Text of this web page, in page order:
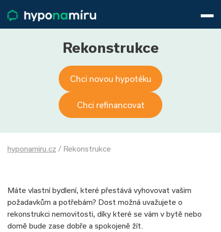
Životní pojištění
Pojištění nemovitosti
O nás
800 688 388
Přihlásit
Rekonstrukce
Chci novou hypotéku
Chci refinancovat
hyponamiru.cz / Rekonstrukce
Máte vlastní bydlení, které přestává vyhovovat vašim
požadavkům a potřebám? Dost možná uvažujete o
rekonstrukci nemovitosti, díky které se vám v bytě nebo
domě bude zase dobře a spokojeně žít.